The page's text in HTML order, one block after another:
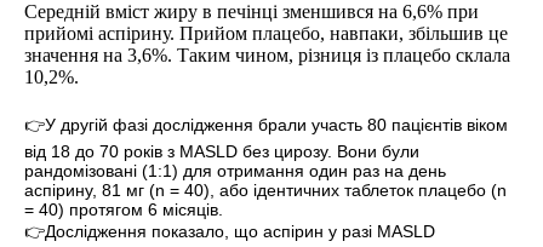
Середній вміст жиру в печінці зменшився на 6,6% при
прийомі аспірину. Прийом плацебо, навпаки, збільшив це
значення на 3,6%. Таким чином, різниця із плацебо склала
10,2%.
👉У другій фазі дослідження брали участь 80 пацієнтів віком
від 18 до 70 років з MASLD без цирозу. Вони були
рандомізовані (1:1) для отримання один раз на день
аспірину, 81 мг (n = 40), або ідентичних таблеток плацебо (n
= 40) протягом 6 місяців.
👉Дослідження показало, що аспірин у разі MASLD